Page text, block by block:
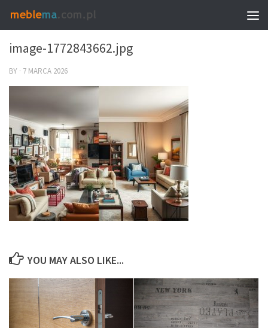
0
image-1772843662.jpg
BY · 7 MARCA 2026
YOU MAY ALSO LIKE...